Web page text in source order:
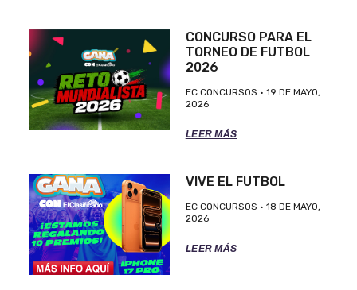
CONCURSO PARA EL
TORNEO DE FUTBOL
2026
EC CONCURSOS
19 DE MAYO,
2026
LEER MÁS
VIVE EL FUTBOL
EC CONCURSOS
18 DE MAYO,
2026
LEER MÁS